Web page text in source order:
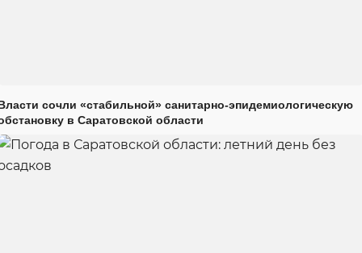
сочли «стабильной» санитарно-эпидемиологическую
в Саратовской области